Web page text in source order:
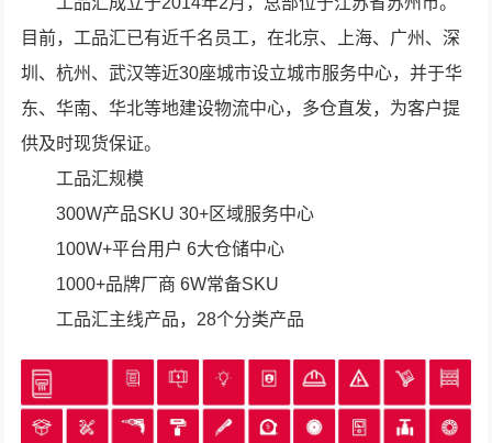
目前，工品汇已有近千名员工，在北京、上海、广州、深
圳、杭州、武汉等近30座城市设立城市服务中心，并于华
东、华南、华北等地建设物流中心，多仓直发，为客户提
供及时现货保证。
工品汇规模
300W产品SKU 30+区域服务中心
100W+平台用户 6大仓储中心
1000+品牌厂商 6W常备SKU
工品汇主线产品，28个分类产品